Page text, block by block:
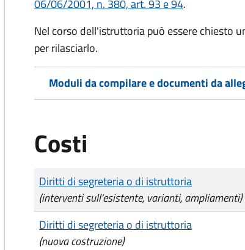
06/06/2001, n. 380, art. 93 e 94.
Nel corso dell'istruttoria può essere chiesto
per rilasciarlo.
Moduli da compilare e documenti da
Costi
Tipo di pagamento
Importo
Diritti di segreteria o di istruttoria
(interventi sull’esistente, varianti, ampliamenti)
Diritti di segreteria o di istruttoria
(nuova costruzione)